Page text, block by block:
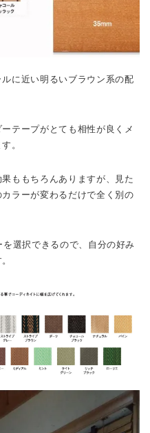
に近い明るいブラウン系の配
テープがとても相性が良くメ
。
ももちろんありますが、見た
ラーが変わるだけで全く別の
選択できるので、自分の好み